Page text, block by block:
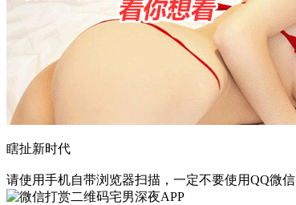
瞎扯新时代
请使用手机自带浏览器扫描，一定不要使用QQ微信
宅男深夜APP